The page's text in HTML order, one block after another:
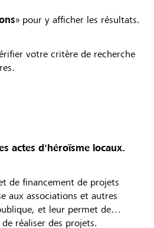
» pour y afficher les résultats.
votre critère de recherche
actes d'héroïsme locaux.
de financement de projets
aux associations et autres
et leur permet de
réaliser des projets.